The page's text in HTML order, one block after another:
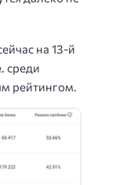
на 13-й
среди
рейтингом.